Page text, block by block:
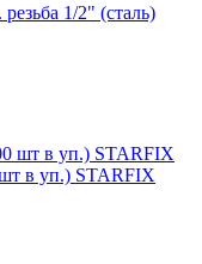
1/2" (сталь)
в уп.) STARFIX